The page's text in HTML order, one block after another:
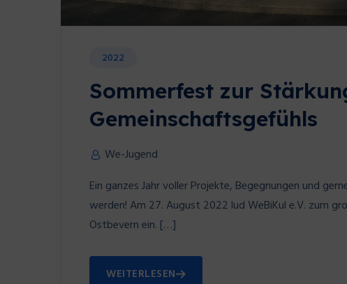
2022
Sommerfest zur
Gemeinschaftsgefühls
We-Jugend
Ein ganzes Jahr voller Projekte, Begegnungen und
werden! Am 27. August 2022 lud WeBiKul e.V. zum
Ostbevern ein. […]
WEITERLESEN